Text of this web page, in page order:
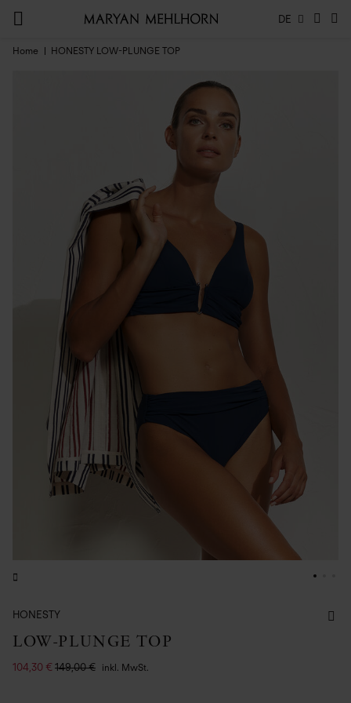
DE
Home HONESTY LOW-PLUNGE TOP
HONESTY
LOW-PLUNGE TOP
104,30 € 149,00 € inkl. MwSt.